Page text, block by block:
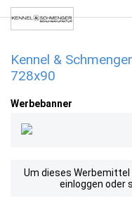
Kennel &
728x90
Werbebanner
Um dieses
einloggen oder